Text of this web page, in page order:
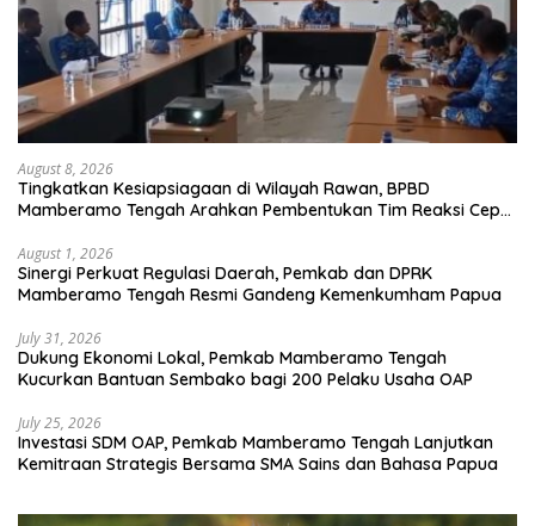
August 8, 2026
Tingkatkan Kesiapsiagaan di Wilayah Rawan, BPBD
Mamberamo Tengah Arahkan Pembentukan Tim Reaksi Cepat
August 1, 2026
Sinergi Perkuat Regulasi Daerah, Pemkab dan DPRK
Mamberamo Tengah Resmi Gandeng Kemenkumham Papua
July 31, 2026
Dukung Ekonomi Lokal, Pemkab Mamberamo Tengah
Kucurkan Bantuan Sembako bagi 200 Pelaku Usaha OAP
July 25, 2026
Investasi SDM OAP, Pemkab Mamberamo Tengah Lanjutkan
Kemitraan Strategis Bersama SMA Sains dan Bahasa Papua